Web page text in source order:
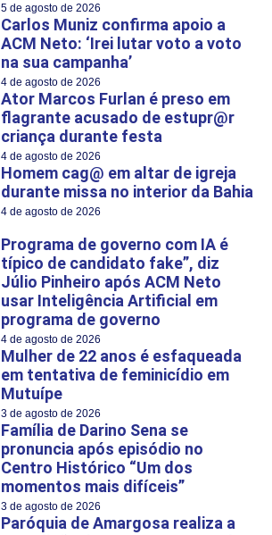
5 de agosto de 2026
Carlos Muniz confirma apoio a
ACM Neto: ‘Irei lutar voto a voto
na sua campanha’
4 de agosto de 2026
Ator Marcos Furlan é preso em
flagrante acusado de estupr@r
criança durante festa
4 de agosto de 2026
Homem cag@ em altar de igreja
durante missa no interior da Bahia
4 de agosto de 2026
Programa de governo com IA é
típico de candidato fake”, diz
Júlio Pinheiro após ACM Neto
usar Inteligência Artificial em
programa de governo
4 de agosto de 2026
Mulher de 22 anos é esfaqueada
em tentativa de feminicídio em
Mutuípe
3 de agosto de 2026
Família de Darino Sena se
pronuncia após episódio no
Centro Histórico “Um dos
momentos mais difíceis”
3 de agosto de 2026
Paróquia de Amargosa realiza a